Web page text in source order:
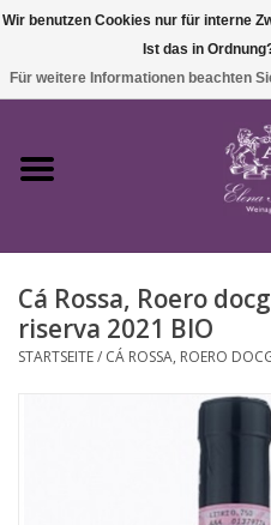
Startseite
Süßwein & Sekt
Cá Rossa, Roero
riserva 2021 BIO
STARTSEITE/ CÁ ROSSA, ROERO
Wir benutzen Cookies nur für interne
Ist das in
Für weitere Informationen beachten